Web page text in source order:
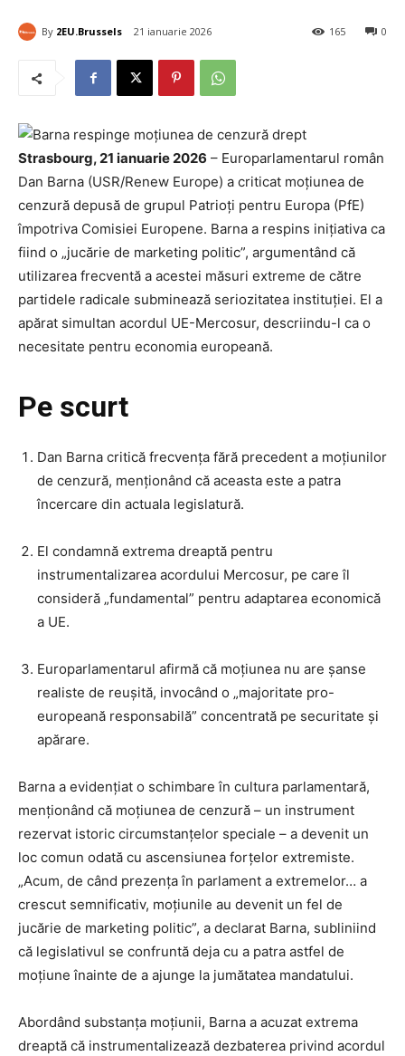
By 2EU.Brussels 21 ianuarie 2026 0
165
Strasbourg, 21 ianuarie 2026 – Europarlamentarul român
Dan Barna (USR/Renew Europe) a criticat moțiunea de
cenzură depusă de grupul Patrioți pentru Europa (PfE)
împotriva Comisiei Europene. Barna a respins inițiativa ca
fiind o „jucărie de marketing politic”, argumentând că
utilizarea frecventă a acestei măsuri extreme de către
partidele radicale subminează seriozitatea instituției. El a
apărat simultan acordul UE-Mercosur, descriindu-l ca o
necesitate pentru economia europeană.
Pe scurt
Dan Barna critică frecvența fără precedent a moțiunilor
de cenzură, menționând că aceasta este a patra
încercare din actuala legislatură.
El condamnă extrema dreaptă pentru
instrumentalizarea acordului Mercosur, pe care îl
consideră „fundamental” pentru adaptarea economică
a UE.
Europarlamentarul afirmă că moțiunea nu are șanse
realiste de reușită, invocând o „majoritate pro-
europeană responsabilă” concentrată pe securitate și
apărare.
Barna a evidențiat o schimbare în cultura parlamentară,
menționând că moțiunea de cenzură – un instrument
rezervat istoric circumstanțelor speciale – a devenit un
loc comun odată cu ascensiunea forțelor extremiste.
„Acum, de când prezența în parlament a extremelor… a
crescut semnificativ, moțiunile au devenit un fel de
jucărie de marketing politic”, a declarat Barna, subliniind
că legislativul se confruntă deja cu a patra astfel de
moțiune înainte de a ajunge la jumătatea mandatului.
Abordând substanța moțiunii, Barna a acuzat extrema
dreaptă că instrumentalizează dezbaterea privind acordul